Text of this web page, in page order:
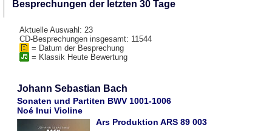
Besprechungen der letzten 30 Tage
Aktuelle Auswahl: 23
CD-Besprechungen insgesamt: 11544
= Datum der Besprechung
= Klassik Heute Bewertung
Johann Sebastian Bach
Sonaten und Partiten BWV 1001-1006
Noé Inui Violine
Ars Produktion ARS 89 003